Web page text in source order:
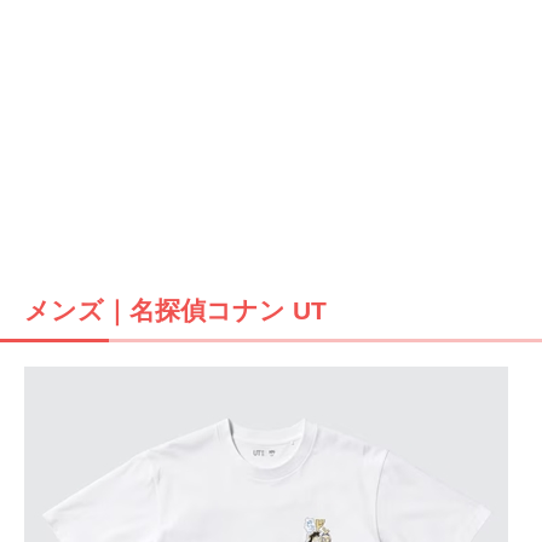
メンズ｜名探偵コナン UT